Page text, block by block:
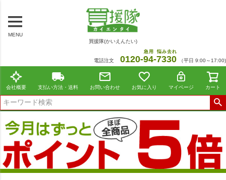
MENU
買援隊(かいえんたい)
電話注文 0120-94
急用
-7330
悩み去れ
（平日 9:00～17:00)
会社概要 支払い方法・送料 お問い合わせ お気に入り マイページ カート